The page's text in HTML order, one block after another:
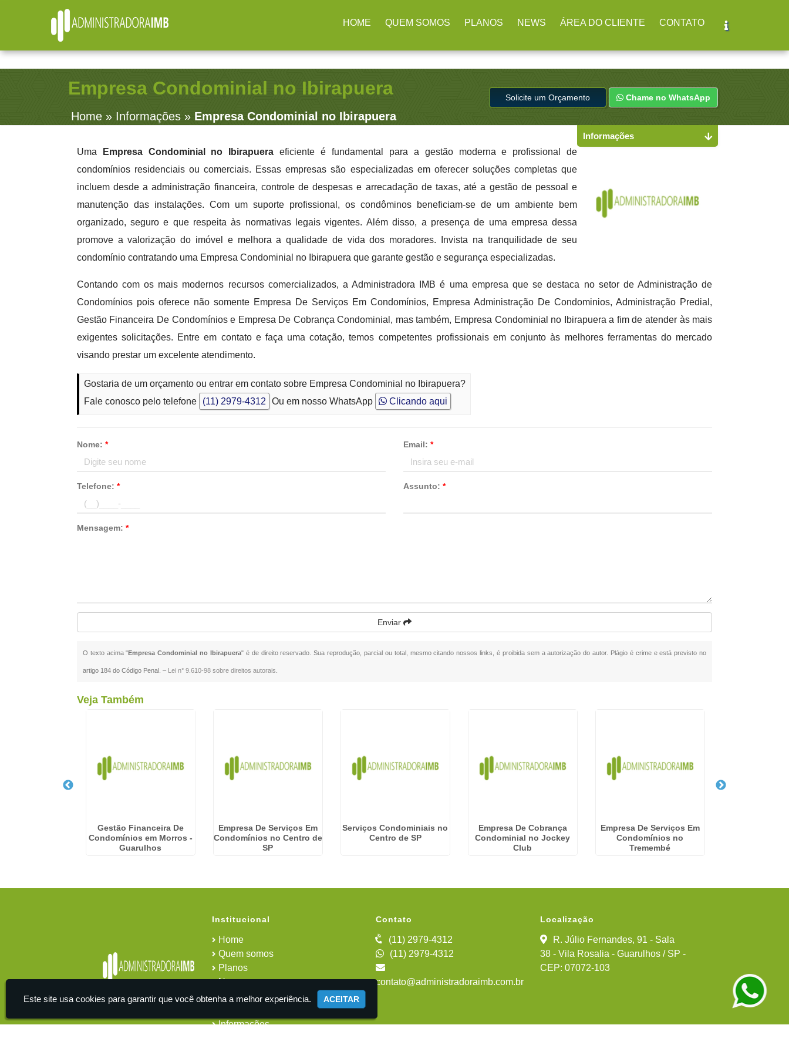
R. Júlio Fernandes, 91 - Sala 38 - Vila Rosalia - Guarulhos / SP
Empresa Condominial no Ibirapuera
Home» Informações » Empresa Condominial no Ibirapuera
Solicite um Orçamento Chame no WhatsApp
Uma Empresa Condominial no Ibirapuera eficiente é fundamental para a gestão moderna e profissional de
condomínios residenciais ou comerciais. Essas empresas são especializadas em oferecer soluções completas que
incluem desde a administração financeira, controle de despesas e arrecadação de taxas, até a gestão de pessoal e
manutenção das instalações. Com um suporte profissional, os condôminos beneficiam-se de um ambiente bem
organizado, seguro e que respeita às normativas legais vigentes. Além disso, a presença de uma empresa dessa
promove a valorização do imóvel e melhora a qualidade de vida dos moradores. Invista na tranquilidade de seu
condomínio contratando uma Empresa Condominial no Ibirapuera que garante gestão e segurança especializadas.
Contando com os mais modernos recursos comercializados, a Administradora IMB é uma empresa que se destaca no setor de Administração de
Condomínios pois oferece não somente Empresa De Serviços Em Condomínios, Empresa Administração De Condominios, Administração Predial,
Gestão Financeira De Condomínios e Empresa De Cobrança Condominial, mas também, Empresa Condominial no Ibirapuera a fim de atender às mais
exigentes solicitações. Entre em contato e faça uma cotação, temos competentes profissionais em conjunto às melhores ferramentas do mercado
visando prestar um excelente atendimento.
Gostaria de um orçamento ou entrar em contato sobre Empresa Condominial no Ibirapuera?
Fale conosco pelo telefone
(11) 2979-4312 Ou em nosso WhatsApp Clicando aqui
Nome: * Email: *
Telefone: * Assunto: *
Mensagem: *
Enviar
O texto acima "Empresa Condominial no Ibirapuera" é de direito reservado. Sua reprodução, parcial ou total, mesmo citando nossos links, é proibida sem a autorização do autor. Plágio é crime e está previsto no
artigo 184 do Código Penal. – Lei n° 9.610-98 sobre direitos autorais
Informações
Veja Também
Gestão Financeira De
Condomínios em Morros -
Guarulhos
Empresa De Serviços Em
Condomínios no Centro de
SP
Serviços Condominiais no
Centro de SP
Empresa De Cobrança
Condominial no Jockey
Club
Empresa De Serviços Em
Condomínios no
Tremembé
Institucional
Home
Quem somos
Planos
News
Área do cliente
Informações
Contato
(11) 2979-4312
(11) 2979-4312
contato@administradoraimb.com.br
Localização
R. Júlio Fernandes, 91 - Sala
38 - Vila Rosalia - Guarulhos / SP -
CEP: 07072-103
Este site usa cookies para garantir que você obtenha a melhor experiência. ACEITAR